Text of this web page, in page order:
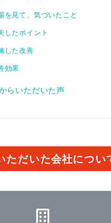
を見て、気づいたこと
したポイント
した改善
効果
らいただいた声
ただいた会社につい